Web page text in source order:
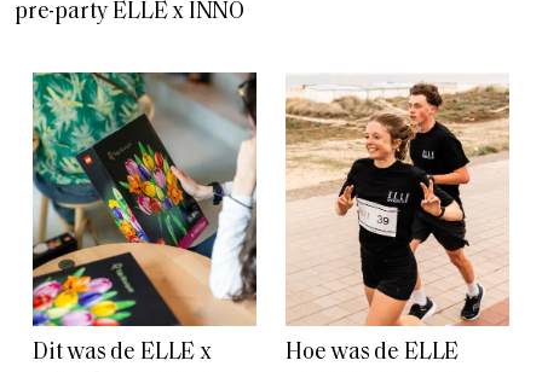
pre-party ELLE x INNO
Dit was de ELLE x
Hoe was de ELLE